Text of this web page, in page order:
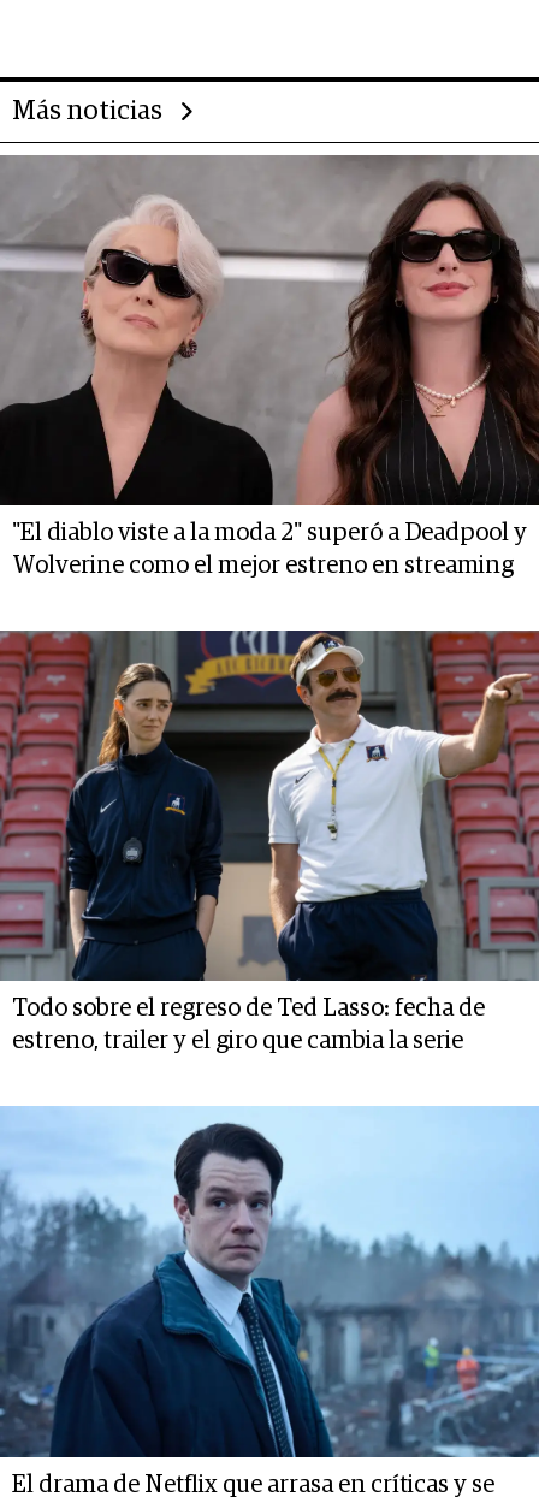
Más noticias
"El diablo viste a la moda 2" superó a Deadpool y
Wolverine como el mejor estreno en streaming
Todo sobre el regreso de Ted Lasso: fecha de
estreno, trailer y el giro que cambia la serie
El drama de Netflix que arrasa en críticas y se